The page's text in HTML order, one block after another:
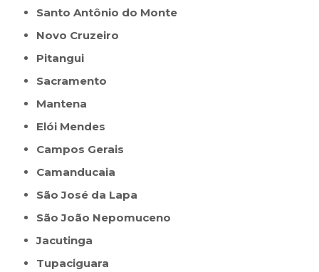
Santo Antônio do Monte
Novo Cruzeiro
Pitangui
Sacramento
Mantena
Elói Mendes
Campos Gerais
Camanducaia
São José da Lapa
São João Nepomuceno
Jacutinga
Tupaciguara